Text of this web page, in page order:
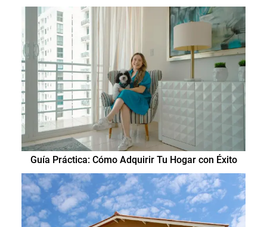
Guía Práctica: Cómo Adquirir Tu Hogar con Éxito